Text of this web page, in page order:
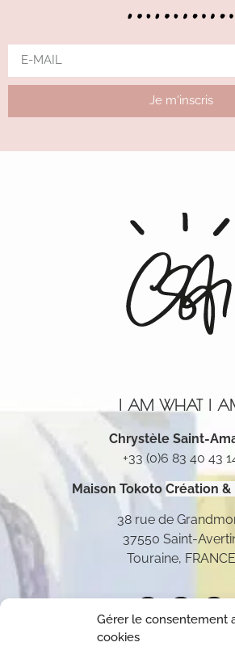
Gérer le consentement
cookies
Je m'inscris
I AM WHAT I
Chrystèle Saint-
+33 (0)6 83 40 43
Maison Tokoto Création
38 rue de
37550 Saint-
Touraine, FRANCE